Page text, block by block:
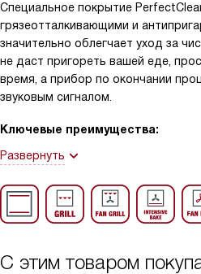
Специальное покрытие
грязеотталкивающими и
значительно облегчает уход за
не даст пригореть вашей еде,
время, а прибор по окончании
звуковым сигналом.
Ключевые преимущества:
Развернуть
С этим товаром